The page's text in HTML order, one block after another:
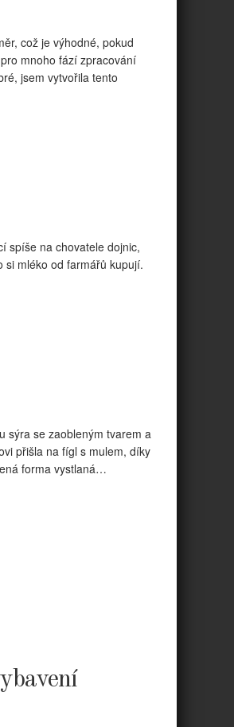
což je výhodné, pokud
mnoho fází zpracování
jsem vytvořila tento
spíše na chovatele dojnic,
si mléko od farmářů kupují.
sýra se zaobleným tvarem a
přišla na fígl s mulem, díky
forma vystlaná…